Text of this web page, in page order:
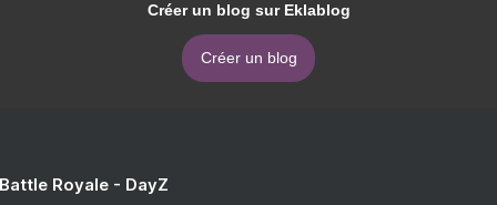
Créer un blog sur Eklablog
Créer un blog
Royale - DayZ